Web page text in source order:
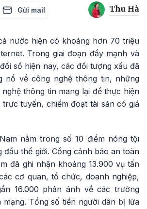
Gửi mail Thu Hà
nước hiện có khoảng hơn 70 triệu
Trong giai đoạn đẩy mạnh và
số hiện nay, các đối tượng xấu đã
nổ về công nghệ thông tin, những
thông tin mang lại để thực hiện
tuyến, chiếm đoạt tài sản có giá
nằm trong số 10 điểm nóng tội
đầu thế giới. Cổng cảnh báo an toàn
đã ghi nhận khoảng 13.900 vụ tấn
cơ quan, tổ chức, doanh nghiệp,
16.000 phản ánh về các trường
Tổng số tiền người dân bị lừa